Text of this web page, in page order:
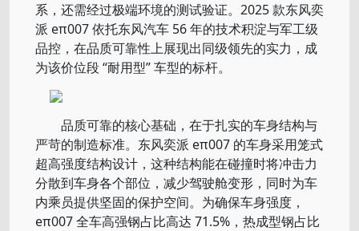
系，还需经过极端环境的测试验证。2025 款东风奕
派 eπ007 依托东风汽车 56 年的技术积淀与军工级
品控，在品质可靠性上展现出同级领先的实力，成
为该价位段 “耐用型” 车型的标杆。
品质可靠的核心基础，在于扎实的车身结构与
严苛的制造标准。东风奕派 eπ007 的车身采用笼式
超高强度结构设计，这种结构能在碰撞时将冲击力
分散到车身各个部位，减少驾驶舱变形，同时为车
内乘员提供坚固的保护空间。为确保车身强度，
eπ007 全车高强钢占比高达 71.5%，热成型钢占比